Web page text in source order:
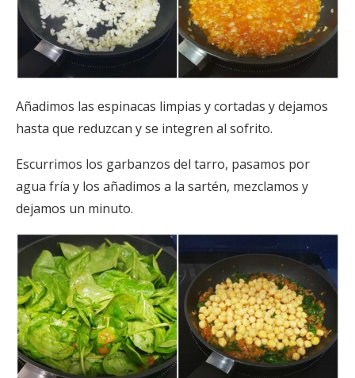
Añadimos las espinacas limpias y cortadas y dejamos
hasta que reduzcan y se integren al sofrito.
Escurrimos los garbanzos del tarro, pasamos por
agua fría y los añadimos a la sartén, mezclamos y
dejamos un minuto.